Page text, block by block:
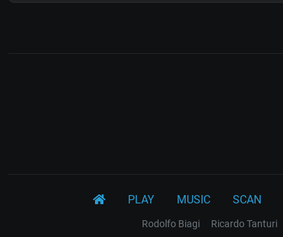
PLAY MUSIC SCAN
Rodolfo Biagi Ricardo Tanturi